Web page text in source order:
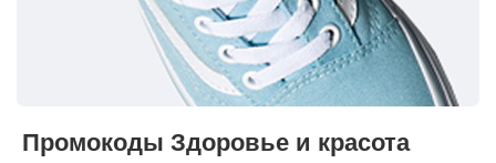
Промокоды Здоровье и красота